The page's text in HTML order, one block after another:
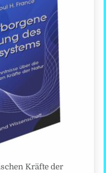
Kräfte der